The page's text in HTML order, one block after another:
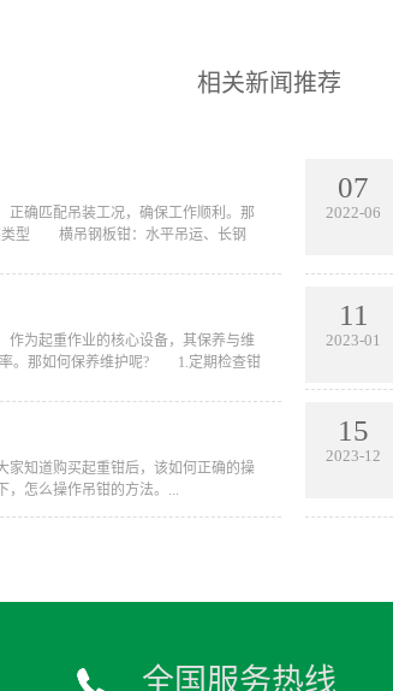
相关新闻推荐
正确匹配吊装工况，确保工作顺利。那
型 横吊钢板钳：水平吊运、长钢
为起重作业的核心设备，其保养与维
率。那如何保养维护呢? 1.定期检查钳
知道购买起重钳后，该如何正确的操
，怎么操作吊钳的方法。...
07
2022-06
11
2023-01
15
2023-12
全国服务热线